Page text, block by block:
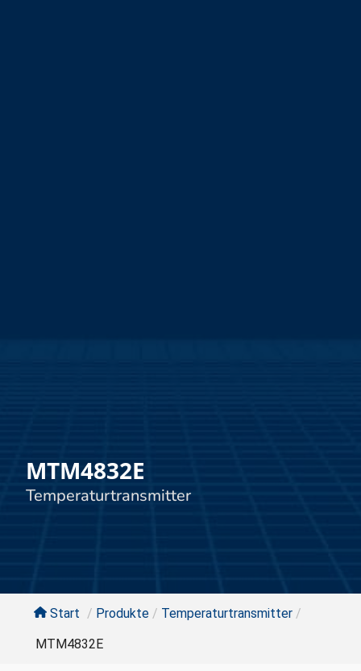
MTM4832E
Temperaturtransmitter
Start / Produkte / Temperaturtransmitter /
MTM4832E